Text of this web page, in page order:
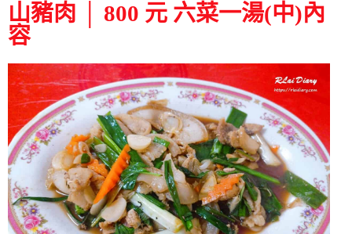
山豬肉 │ 800 元 六菜一湯(中)內
容